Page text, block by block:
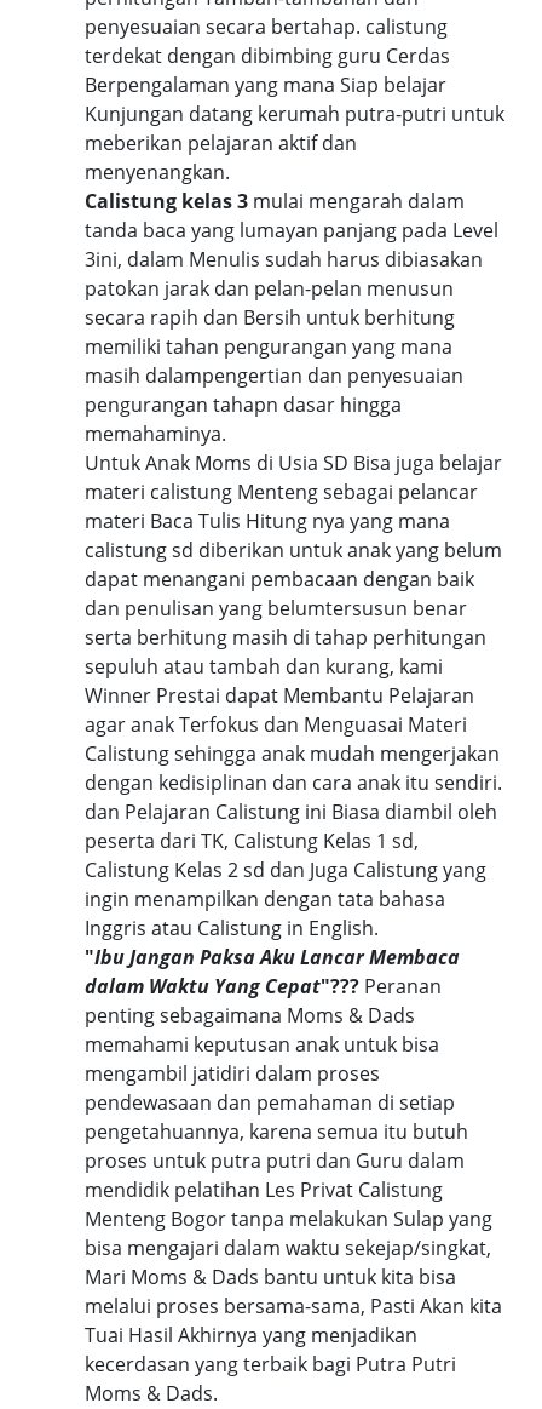
penyesuaian secara bertahap. calistung
terdekat dengan dibimbing guru Cerdas
Berpengalaman yang mana Siap belajar
Kunjungan datang kerumah putra-putri untuk
meberikan pelajaran aktif dan
menyenangkan.
Calistung kelas 3 mulai mengarah dalam
tanda baca yang lumayan panjang pada Level
3ini, dalam Menulis sudah harus dibiasakan
patokan jarak dan pelan-pelan menusun
secara rapih dan Bersih untuk berhitung
memiliki tahan pengurangan yang mana
masih dalampengertian dan penyesuaian
pengurangan tahapn dasar hingga
memahaminya.
Untuk Anak Moms di Usia SD Bisa juga belajar
materi calistung Menteng sebagai pelancar
materi Baca Tulis Hitung nya yang mana
calistung sd diberikan untuk anak yang belum
dapat menangani pembacaan dengan baik
dan penulisan yang belumtersusun benar
serta berhitung masih di tahap perhitungan
sepuluh atau tambah dan kurang, kami
Winner Prestai dapat Membantu Pelajaran
agar anak Terfokus dan Menguasai Materi
Calistung sehingga anak mudah mengerjakan
dengan kedisiplinan dan cara anak itu sendiri.
dan Pelajaran Calistung ini Biasa diambil oleh
peserta dari TK, Calistung Kelas 1 sd,
Calistung Kelas 2 sd dan Juga Calistung yang
ingin menampilkan dengan tata bahasa
Inggris atau Calistung in English.
"Ibu Jangan Paksa Aku Lancar Membaca
dalam Waktu Yang Cepat"??? Peranan
penting sebagaimana Moms & Dads
memahami keputusan anak untuk bisa
mengambil jatidiri dalam proses
pendewasaan dan pemahaman di setiap
pengetahuannya, karena semua itu butuh
proses untuk putra putri dan Guru dalam
mendidik pelatihan Les Privat Calistung
Menteng Bogor tanpa melakukan Sulap yang
bisa mengajari dalam waktu sekejap/singkat,
Mari Moms & Dads bantu untuk kita bisa
melalui proses bersama-sama, Pasti Akan kita
Tuai Hasil Akhirnya yang menjadikan
kecerdasan yang terbaik bagi Putra Putri
Moms & Dads.